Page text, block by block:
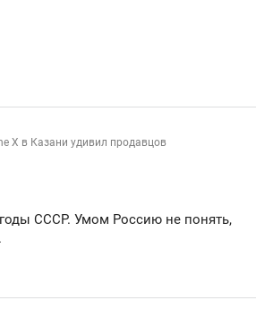
X в Казани удивил продавцов
СССР. Умом Россию не понять,